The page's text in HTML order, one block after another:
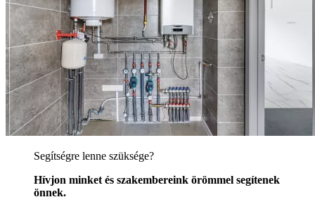
Segítségre lenne szüksége?
Hívjon minket és szakembereink örömmel segítenek
önnek.